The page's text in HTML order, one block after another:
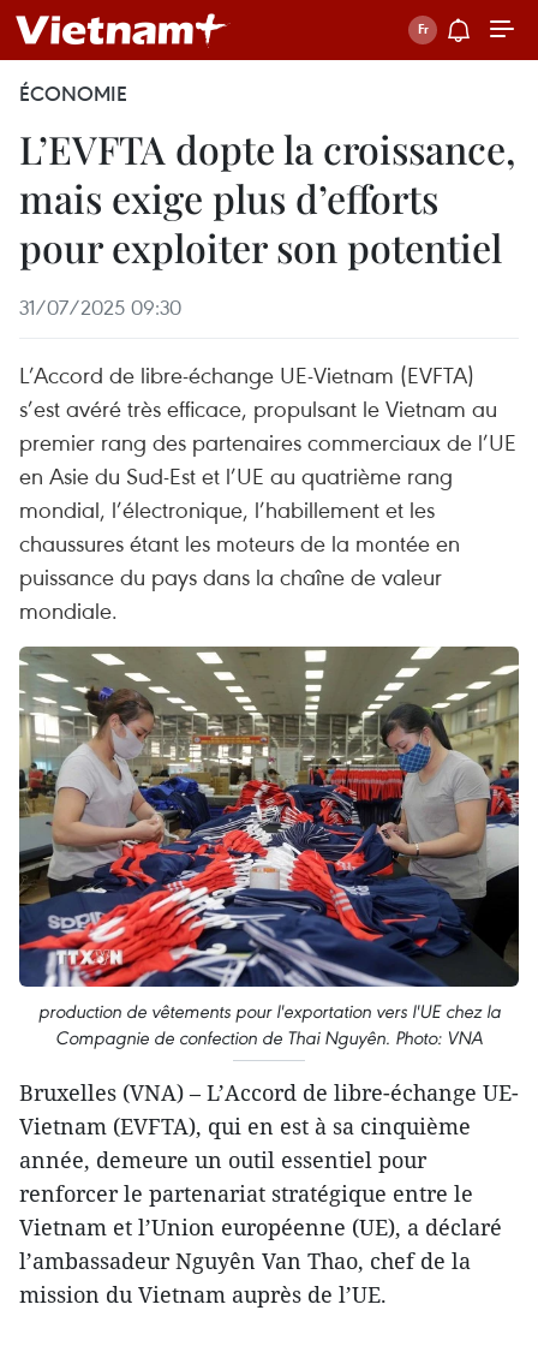
ÉCONOMIE
L’EVFTA dopte la croissance,
mais exige plus d’efforts
pour exploiter son potentiel
31/07/2025 09:30
L’Accord de libre-échange UE-Vietnam (EVFTA)
s’est avéré très efficace, propulsant le Vietnam au
premier rang des partenaires commerciaux de l’UE
en Asie du Sud-Est et l’UE au quatrième rang
mondial, l’électronique, l’habillement et les
chaussures étant les moteurs de la montée en
puissance du pays dans la chaîne de valeur
mondiale.
production de vêtements pour l'exportation vers l'UE chez la
Compagnie de confection de Thai Nguyên. Photo: VNA
Bruxelles (VNA) – L’Accord de libre-échange UE-
Vietnam (EVFTA), qui en est à sa cinquième
année, demeure un outil essentiel pour
renforcer le partenariat stratégique entre le
Vietnam et l’Union européenne (UE), a déclaré
l’ambassadeur Nguyên Van Thao, chef de la
mission du Vietnam auprès de l’UE.